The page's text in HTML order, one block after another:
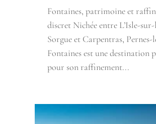
Fontaines, patrimoine et
discret Nichée entre L’Isle-
Sorgue et Carpentras, Pernes-
Fontaines est une destination
pour son raffinement...